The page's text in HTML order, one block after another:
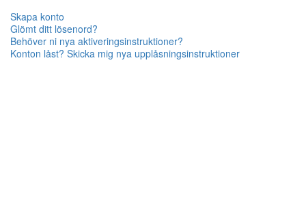
Skapa konto
Glömt ditt lösenord?
Behöver ni nya aktiveringsinstruktioner?
Konton låst? Skicka mig nya upplåsningsinstruktioner